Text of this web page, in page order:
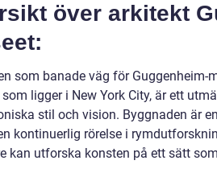
över arkitekt
som banade väg för Guggenheim-
ligger i New York City, är ett
stil och vision. Byggnaden är
kontinuerlig rörelse i
kan utforska konsten på ett sätt